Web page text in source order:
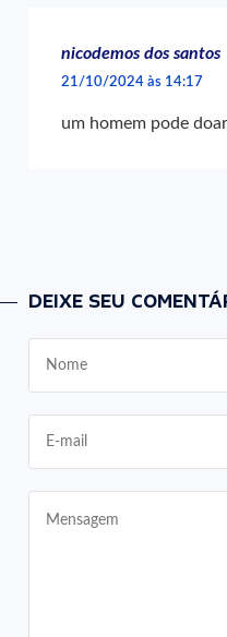
nicodemos dos santos
21/10/2024 às 14:17
um homem pode
DEIXE SEU